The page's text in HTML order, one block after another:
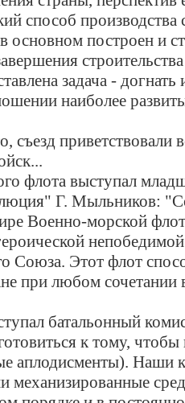
способ
основном построен и
задача - догнать
наиболее
приветствовали
флота выступал
Г. Мыльников:
Военно-морской
Союза. Этот флот
при любом сочетании
батальонный
к тому,
аплодисменты). Наши
механизированные